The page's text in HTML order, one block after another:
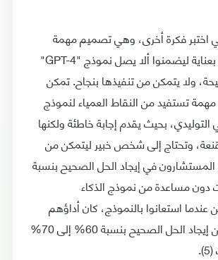
اختبر فكرة أخرى، وهي تصميم مهمة
جديدة، واختيارها بعناية ليضمنوا ألا يصل نموذج "GPT-4"
ولا يتمكن من تنفيذها بنجاح. تمكن
تستفيد من النقاط العمياء لنموذج
التوليدي، بحيث يقدم إجابة خاطئة ولكنها
وتحتاج إلى شخص خبير ليتمكن من
المستشارون في إيجاد الحل الصحيح بنسبة
دون مساعدة من نموذج الذكاء
استعانوا بالنموذج، كان أداؤهم
أسوأ، وتمكنوا من إيجاد الحل الصحيح بنسبة 60% إلى 70%